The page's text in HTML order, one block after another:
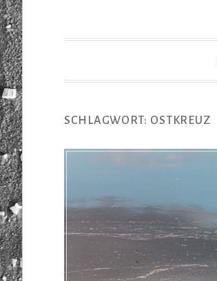
SCHLAGWORT: OSTKREUZ